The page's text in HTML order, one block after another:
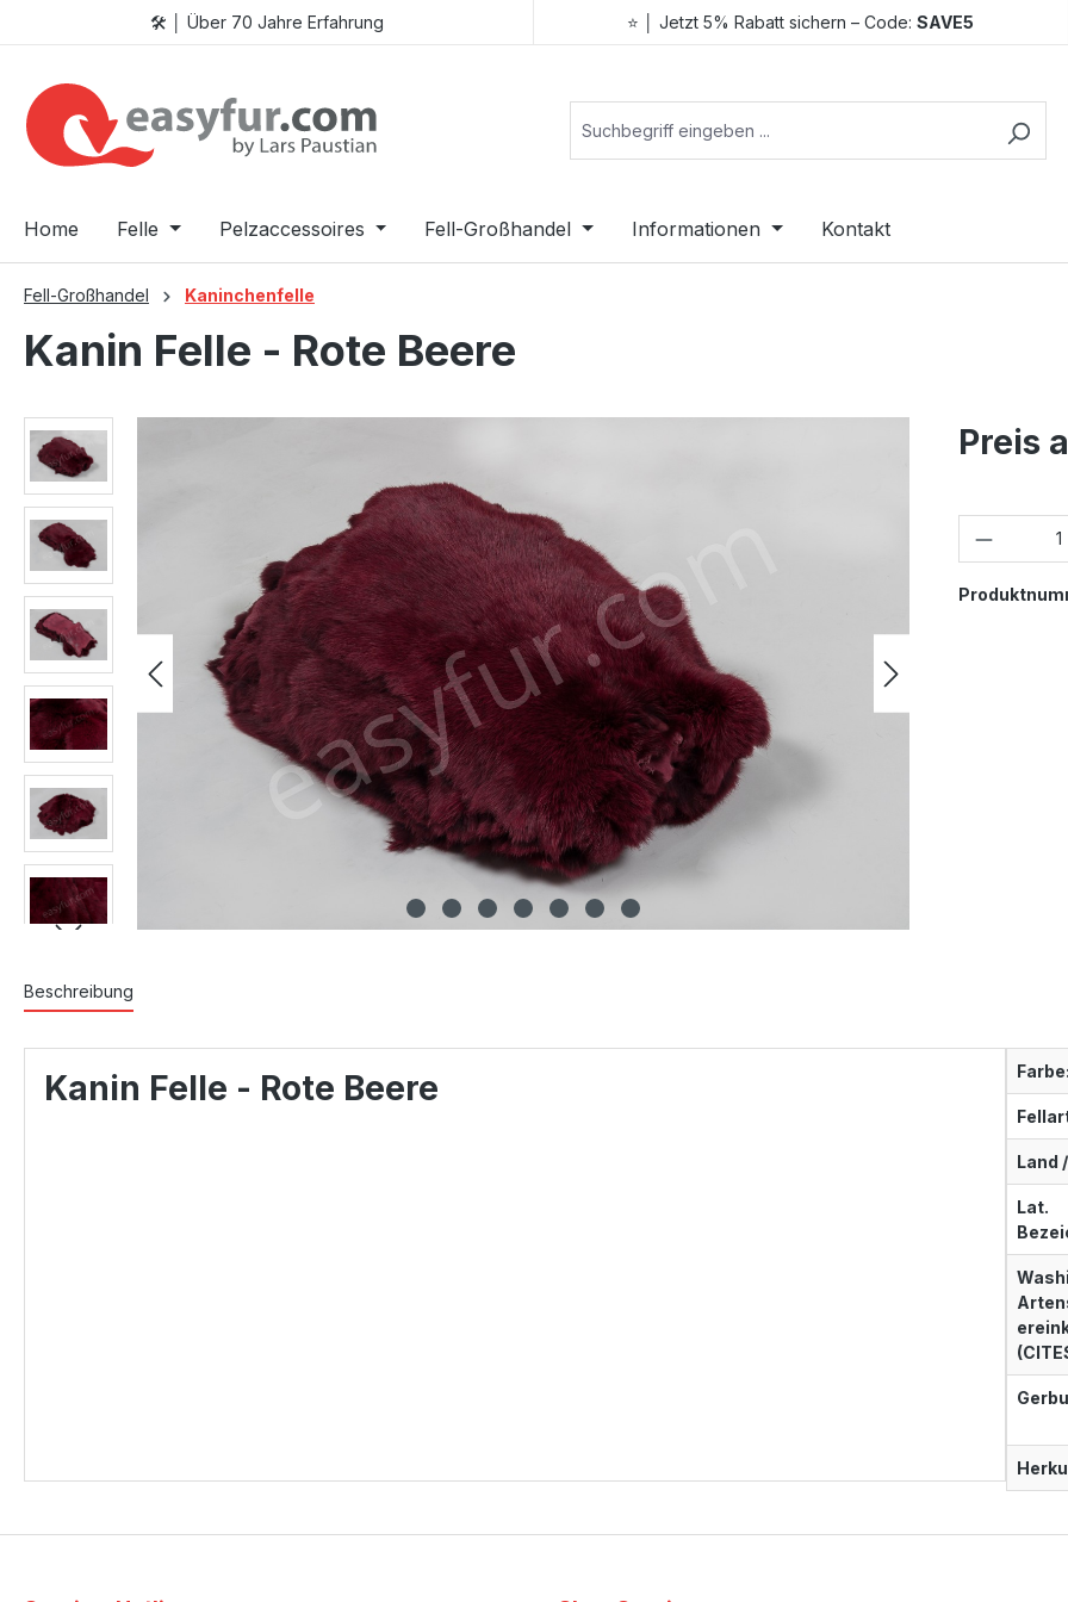
Hauptinhalt springen
Zur Suche springen
Zur Hauptnavigation springen
🛠️ │ Über 70 Jahre Erfahrung ⭐ │ Jetzt 5% Rabatt sichern – Code:SAVE5
Home Felle Pelzaccessoires Fell-Großhandel Informationen Kontakt
Fell-Großhandel Kaninchenfelle
Kanin Felle - Rote Beere
Bildergalerie überspringen Preis
Beschreibung
Kanin Felle - Rote Beere Farbe:
Land
Lat.